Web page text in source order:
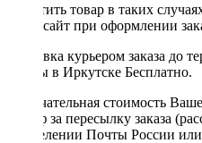
Оплатить товар в таких
через сайт при оформлении
Доставка курьером заказа до
Почты в Иркутске Бесплатно.
Окончательная стоимость
Тариф за пересылку заказа
в отделении Почты России